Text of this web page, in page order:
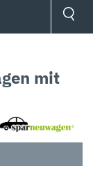
mit